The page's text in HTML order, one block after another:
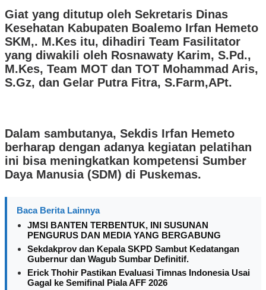
Giat yang ditutup oleh Sekretaris Dinas
Kesehatan Kabupaten Boalemo Irfan Hemeto
SKM,. M.Kes itu, dihadiri Team Fasilitator
yang diwakili oleh Rosnawaty Karim, S.Pd.,
M.Kes, Team MOT dan TOT Mohammad Aris,
S.Gz, dan Gelar Putra Fitra, S.Farm,APt.
Dalam sambutanya, Sekdis Irfan Hemeto
berharap dengan adanya kegiatan pelatihan
ini bisa meningkatkan kompetensi Sumber
Daya Manusia (SDM) di Puskemas.
Baca Berita Lainnya
JMSI BANTEN TERBENTUK, INI SUSUNAN
PENGURUS DAN MEDIA YANG BERGABUNG
Sekdakprov dan Kepala SKPD Sambut Kedatangan
Gubernur dan Wagub Sumbar Definitif.
Erick Thohir Pastikan Evaluasi Timnas Indonesia Usai
Gagal ke Semifinal Piala AFF 2026